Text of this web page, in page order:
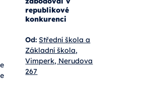
republikové
konkurenci
Od: Střední škola a
Základní škola,
Vimperk, Nerudova
267